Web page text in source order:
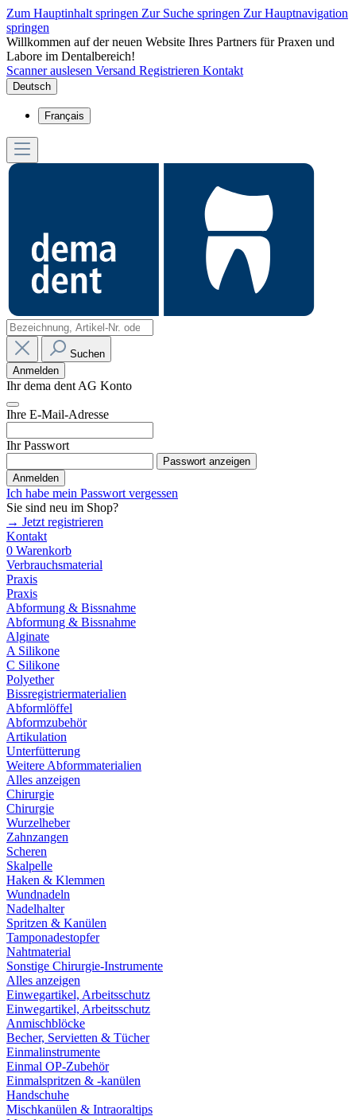
Zum Hauptinhalt springen Zur Suche springen Zur Hauptnavigation
springen
Willkommen auf der neuen Website Ihres Partners für Praxen und
Labore im Dentalbereich!
Scanner auslesen Versand Registrieren Kontakt
Deutsch
Français
Suchen
Anmelden
Ihr dema dent AG Konto
Ihre E-Mail-Adresse
Ihr Passwort
Passwort anzeigen
Anmelden
Ich habe mein Passwort vergessen
Sie sind neu im Shop?
→ Jetzt registrieren
Kontakt
0 Warenkorb
Verbrauchsmaterial
Praxis
Praxis
Abformung & Bissnahme
Abformung & Bissnahme
Alginate
A Silikone
C Silikone
Polyether
Bissregistriermaterialien
Abformlöffel
Abformzubehör
Artikulation
Unterfütterung
Weitere Abformmaterialien
Alles anzeigen
Chirurgie
Chirurgie
Wurzelheber
Zahnzangen
Scheren
Skalpelle
Haken & Klemmen
Wundnadeln
Nadelhalter
Spritzen & Kanülen
Tamponadestopfer
Nahtmaterial
Sonstige Chirurgie-Instrumente
Alles anzeigen
Einwegartikel, Arbeitsschutz
Einwegartikel, Arbeitsschutz
Anmischblöcke
Becher, Servietten & Tücher
Einmalinstrumente
Einmal OP-Zubehör
Einmalspritzen & -kanülen
Handschuhe
Mischkanülen & Intraoraltips